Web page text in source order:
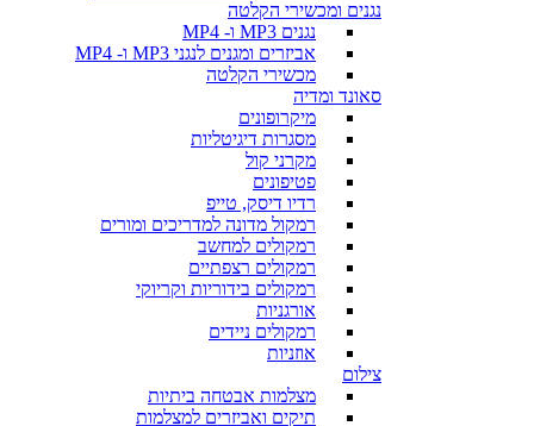
נגנים ומכשירי הקלטה
נגנים MP3 ו- MP4
אביזרים ומגנים לנגני MP3 ו- MP4
מכשירי הקלטה
סאונד ומדיה
מיקרופונים
מסגרות דיגיטליות
מקרני קול
פטיפונים
רדיו דיסק, טייפ
רמקול מדונה למדריכים ומורים
רמקולים למחשב
רמקולים רצפתיים
רמקולים בידוריות וקריוקי
אורגניות
רמקולים ניידים
אוזניות
צילום
מצלמות אבטחה ביתיות
תיקים ואביזרים למצלמות